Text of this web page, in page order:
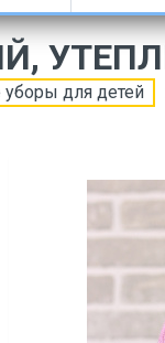
для детей